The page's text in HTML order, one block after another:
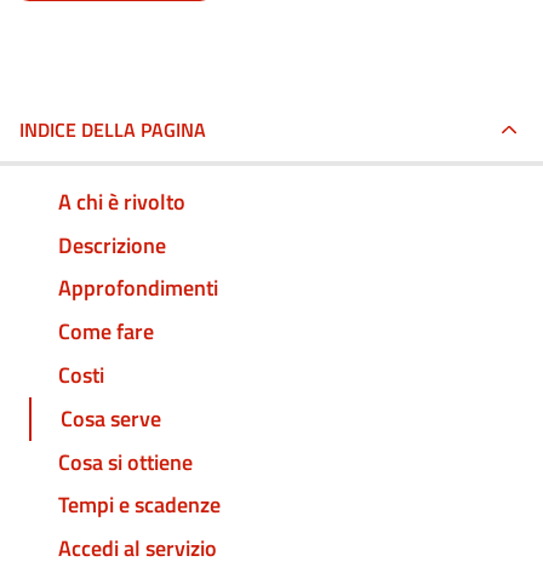
INDICE DELLA PAGINA
A chi è rivolto
Descrizione
Approfondimenti
Come fare
Costi
Cosa serve
Cosa si ottiene
Tempi e scadenze
Accedi al servizio